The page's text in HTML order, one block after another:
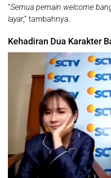
“Semua pemain welcome
layar,” tambahnya.
Kehadiran Dua Karakter